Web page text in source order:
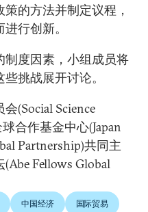
的方法并制定议程，
行创新。
度因素，小组成员将
挑战展开讨论。
(Social Science
合作基金中心(Japan
Partnership)共同主
Fellows Global
中国经济 国际贸易